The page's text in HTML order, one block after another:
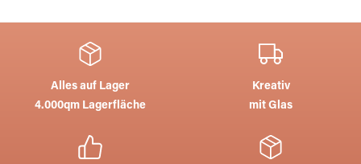
Alles auf Lager
4.000qm Lagerfläche
Kreativ
mit Glas